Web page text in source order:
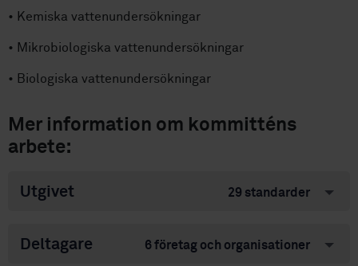
• Kemiska vattenundersökningar
• Mikrobiologiska vattenundersökningar
• Biologiska vattenundersökningar
Mer information om kommitténs
arbete:
Utgivet 29 standarder
Deltagare 6 företag och organisationer